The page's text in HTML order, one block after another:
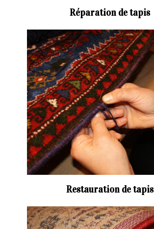
Réparation de tapis
Restauration de tapis